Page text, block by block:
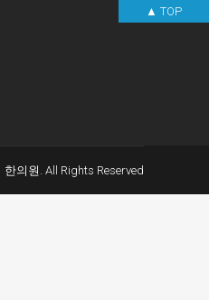
의원. All Rights Reserved
▲ TOP